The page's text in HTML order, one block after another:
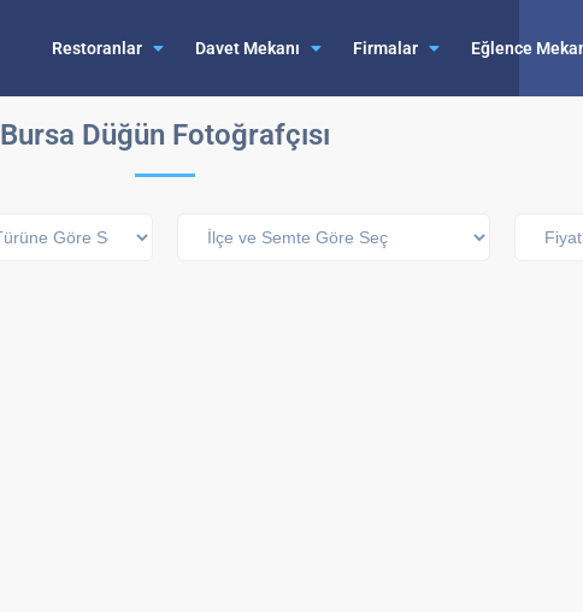
Restoranlar Davet Mekanı Firmalar Eğlence
Bursa Düğün Fotoğrafçısı